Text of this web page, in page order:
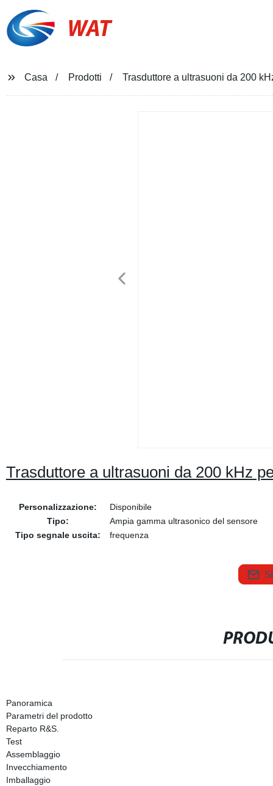
WAT
Casa Prodotti Trasduttore a ultrasuoni da 200
Trasduttore a ultrasuoni da 200 kHz
Personalizzazione:
Disponibile
Tipo:
Ampia gamma ultrasonico del sensore
Tipo segnale uscita:
frequenza
Panoramica
Parametri del prodotto
Reparto R&S.
Test
Assemblaggio
Invecchiamento
Imballaggio